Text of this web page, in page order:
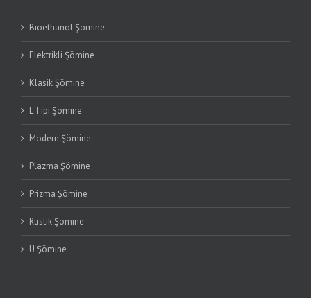
Bioethanol Şömine
Elektrikli Şömine
Klasik Şömine
L Tipi Şömine
Modern Şömine
Plazma Şömine
Prizma Şömine
Rustik Şömine
U Şömine